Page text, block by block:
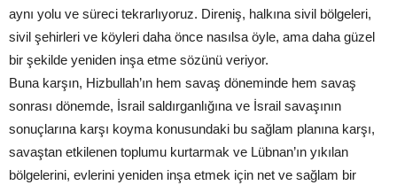
aynı yolu ve süreci tekrarlıyoruz. Direniş, halkına sivil bölgeleri,
sivil şehirleri ve köyleri daha önce nasılsa öyle, ama daha güzel
bir şekilde yeniden inşa etme sözünü veriyor.
Buna karşın, Hizbullah’ın hem savaş döneminde hem savaş
sonrası dönemde, İsrail saldırganlığına ve İsrail savaşının
sonuçlarına karşı koyma konusundaki bu sağlam planına karşı,
savaştan etkilenen toplumu kurtarmak ve Lübnan’ın yıkılan
bölgelerini, evlerini yeniden inşa etmek için net ve sağlam bir